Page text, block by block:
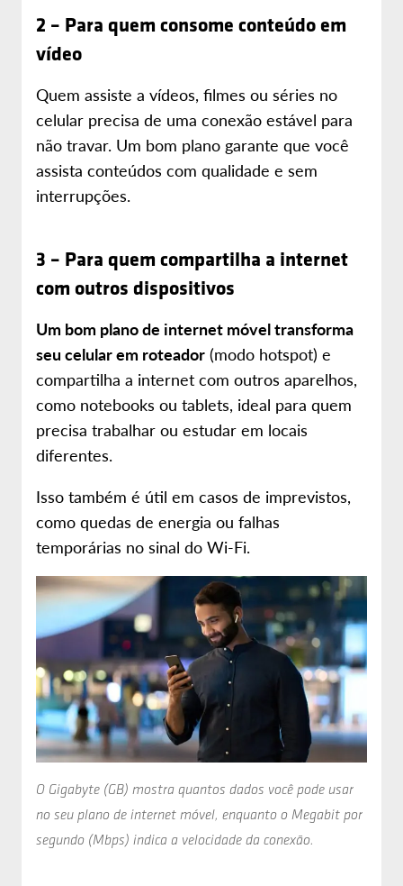
2 – Para quem consome conteúdo em
vídeo
Quem assiste a vídeos, filmes ou séries no
celular precisa de uma conexão estável para
não travar. Um bom plano garante que você
assista conteúdos com qualidade e sem
interrupções.
3 – Para quem compartilha a internet
com outros dispositivos
Um bom plano de internet móvel transforma
seu celular em roteador (modo hotspot) e
compartilha a internet com outros aparelhos,
como notebooks ou tablets, ideal para quem
precisa trabalhar ou estudar em locais
diferentes.
Isso também é útil em casos de imprevistos,
como quedas de energia ou falhas
temporárias no sinal do Wi-Fi.
O Gigabyte (GB) mostra quantos dados você pode usar
no seu plano de internet móvel, enquanto o Megabit por
segundo (Mbps) indica a velocidade da conexão.